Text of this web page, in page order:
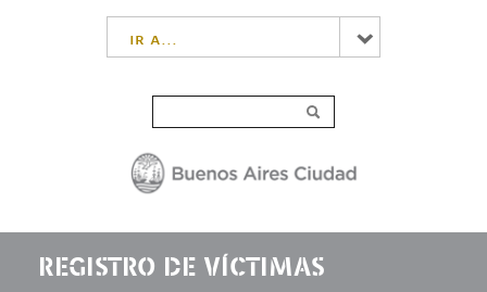
ir a...
REGISTRO DE VÍCTIMAS